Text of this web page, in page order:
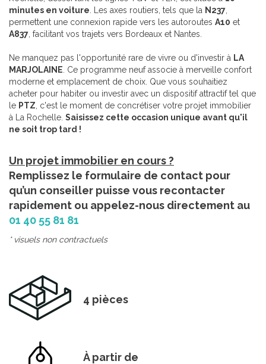
minutes en voiture. Les axes routiers, tels que la N237,
permettent une connexion rapide vers les autoroutes A10 et
A837, facilitant vos trajets vers Bordeaux et Nantes.
Ne manquez pas l'opportunité rare de vivre ou d'investir à LA
MARJOLAINE. Ce programme neuf associe à merveille confort
moderne et emplacement de choix. Que vous souhaitiez
acheter pour habiter ou investir avec un dispositif attractif tel que
le PTZ, c'est le moment de concrétiser votre projet immobilier
à La Rochelle. Saisissez cette occasion unique avant qu'il
ne soit trop tard !
Un projet immobilier en cours ?
Remplissez le formulaire de contact pour
qu’un conseiller puisse vous recontacter
rapidement ou appelez-nous directement au
01 40 55 81 81
* visuels non contractuels
4 pièces
À partir de